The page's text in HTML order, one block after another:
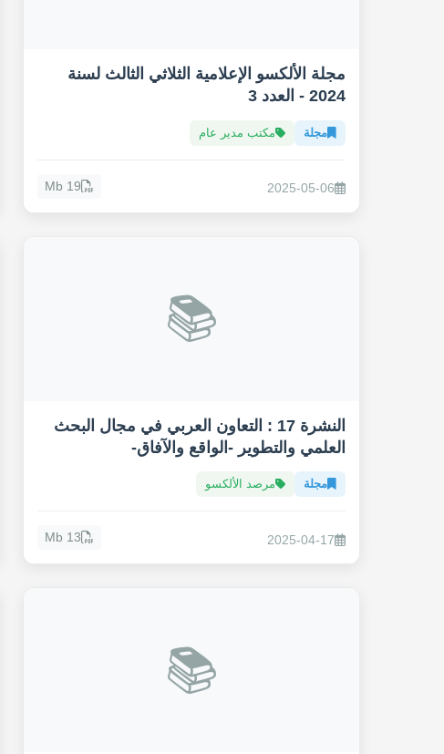
مجلة الألكسو الإعلامية الثلاثي الثالث لسنة
2024 - العدد 3
مجلة مكتب مدير عام
2025-05-06
19 Mb
📚
النشرة 17 : التعاون العربي في مجال البحث
العلمي والتطوير -الواقع والآفاق-
مجلة مرصد الألكسو
2025-04-17
13 Mb
📚